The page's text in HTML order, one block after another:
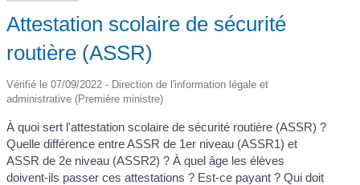
Attestation scolaire de sécurité
routière (ASSR)
Vérifié le 07/09/2022 - Direction de l'information légale et
administrative (Première ministre)
À quoi sert l'attestation scolaire de sécurité routière (ASSR) ?
Quelle différence entre ASSR de 1er niveau (ASSR1) et
ASSR de 2e niveau (ASSR2) ? À quel âge les élèves
doivent-ils passer ces attestations ? Est-ce payant ? Qui doit